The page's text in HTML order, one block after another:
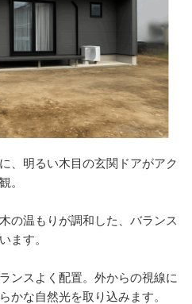
、明るい木目の玄関ドアがアク
。
の温もりが調和した、バランス
ます。
ンスよく配置。外からの視線に
かな自然光を取り込みます。